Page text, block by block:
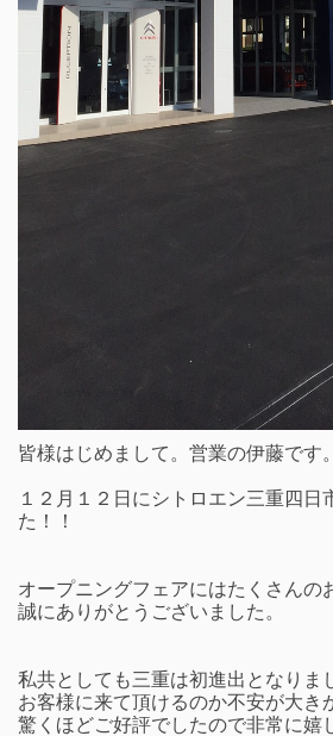
皆様はじめまして。営業の伊藤です。
１２月１２日にシトロエン三重四日
た！！
オープニングフェアにはたくさんの
誠にありがとうございました。
私共としても三重は初進出となりま
お客様に来て頂けるのか不安が大き
驚くほどご好評でしたので非常に嬉